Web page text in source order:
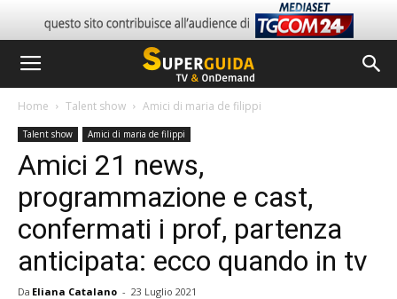
Home Talent show Amici di maria de filippi
Talent show Amici di maria de filippi
Amici 21 news,
programmazione e cast,
confermati i prof, partenza
anticipata: ecco quando in tv
Da Eliana Catalano - 23 Luglio 2021